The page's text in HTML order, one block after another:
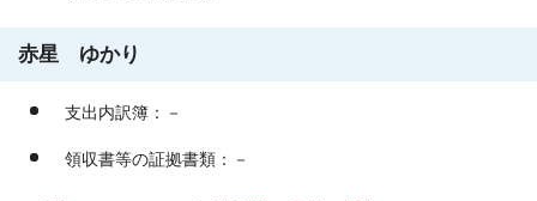
赤星 ゆかり
支出内訳簿：－
領収書等の証拠書類：－